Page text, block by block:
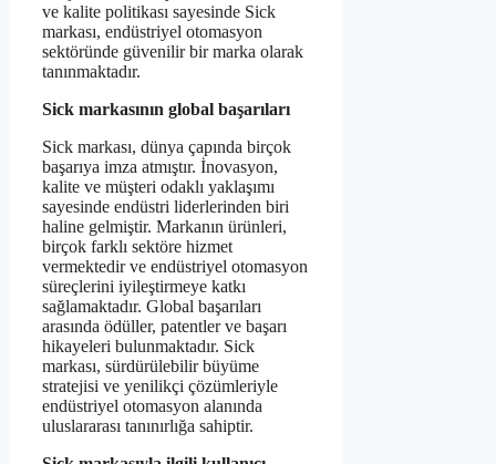
ve kalite politikası sayesinde Sick
markası, endüstriyel otomasyon
sektöründe güvenilir bir marka olarak
tanınmaktadır.
Sick markasının global başarıları
Sick markası, dünya çapında birçok
başarıya imza atmıştır. İnovasyon,
kalite ve müşteri odaklı yaklaşımı
sayesinde endüstri liderlerinden biri
haline gelmiştir. Markanın ürünleri,
birçok farklı sektöre hizmet
vermektedir ve endüstriyel otomasyon
süreçlerini iyileştirmeye katkı
sağlamaktadır. Global başarıları
arasında ödüller, patentler ve başarı
hikayeleri bulunmaktadır. Sick
markası, sürdürülebilir büyüme
stratejisi ve yenilikçi çözümleriyle
endüstriyel otomasyon alanında
uluslararası tanınırlığa sahiptir.